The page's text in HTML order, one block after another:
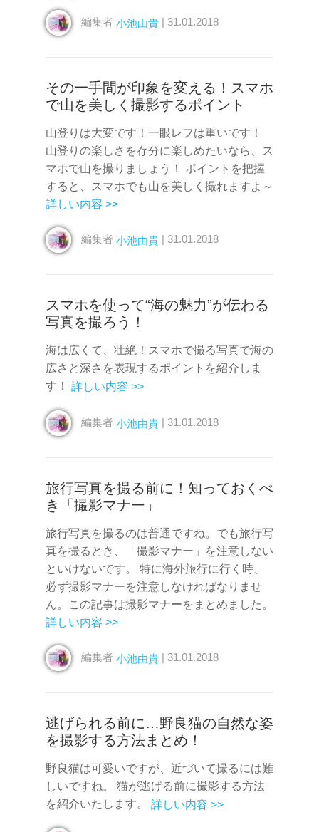
編集者 小池由貴 | 31.01.2018
その一手間が印象を変える！スマホ
で山を美しく撮影するポイント
山登りは大変です！一眼レフは重いです！
山登りの楽しさを存分に楽しめたいなら、ス
マホで山を撮りましょう！ ポイントを把握
すると、スマホでも山を美しく撮れますよ～
詳しい内容 >>
編集者 小池由貴 | 31.01.2018
スマホを使って“海の魅力”が伝わる
写真を撮ろう！
海は広くて、壮絶！スマホで撮る写真で海の
広さと深さを表現するポイントを紹介しま
す！ 詳しい内容 >>
編集者 小池由貴 | 31.01.2018
旅行写真を撮る前に！知っておくべ
き「撮影マナー」
旅行写真を撮るのは普通ですね。でも旅行写
真を撮るとき、「撮影マナー」を注意しない
といけないです。 特に海外旅行に行く時、
必ず撮影マナーを注意しなければなりませ
ん。この記事は撮影マナーをまとめました。
詳しい内容 >>
編集者 小池由貴 | 31.01.2018
逃げられる前に…野良猫の自然な姿
を撮影する方法まとめ！
野良猫は可愛いですが、近づいて撮るには難
しいですね。 猫が逃げる前に撮影する方法
を紹介いたします。 詳しい内容 >>